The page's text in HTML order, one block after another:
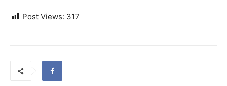
Post Views: 317